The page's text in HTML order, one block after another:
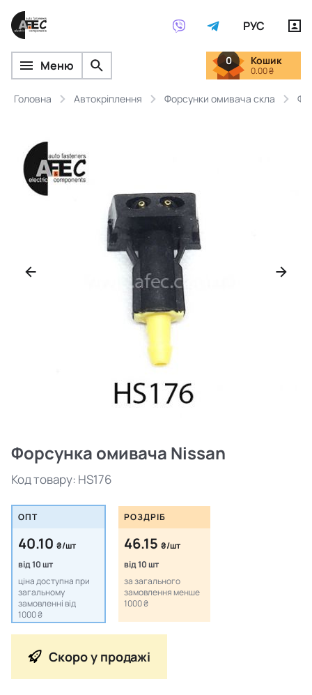
РУС
Меню 0 Кошик
0.00 ₴
Головна Автокріплення Форсунки омивача скла
Форсунка омивача Nissan
Код товару: HS176
ОПТ
40.10 ₴/шт
від 10 шт
ціна доступна при
загальному
замовленні від
1000 ₴
РОЗДРІБ
46.15 ₴/шт
від 10 шт
за загального
замовлення менше
1000 ₴
Скоро у продажі